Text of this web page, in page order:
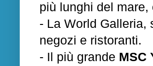
più lunghi del
- La World Galleria,
negozi e ristoranti.
- Il più grande MSC